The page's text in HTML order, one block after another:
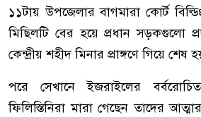
১১টায় উপজেলার বাগমারা কোর্ট
মিছিলটি বের হয়ে প্রধান সড়কগুলো
কেন্দ্রীয় শহীদ মিনার প্রাঙ্গণে গিয়ে শেষ
পরে সেখানে ইজরাইলের
ফিলিস্তিনিরা মারা গেছেন তাদের